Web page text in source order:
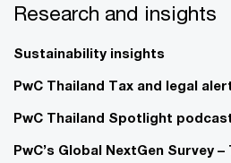
Research and insights
Sustainability insights
PwC Thailand Tax and legal
PwC Thailand Spotlight
PwC’s Global NextGen Survey